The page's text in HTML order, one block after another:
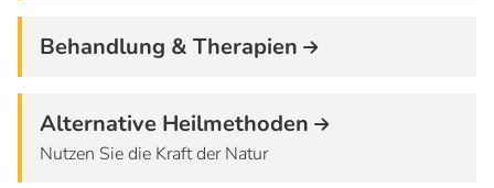
Behandlung & Therapien
Alternative Heilmethoden
Nutzen Sie die Kraft der Natur